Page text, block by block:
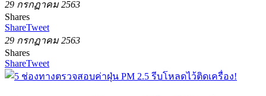
29 กรกฏาคม 2563
Shares
ShareTweet
29 กรกฏาคม 2563
Shares
ShareTweet